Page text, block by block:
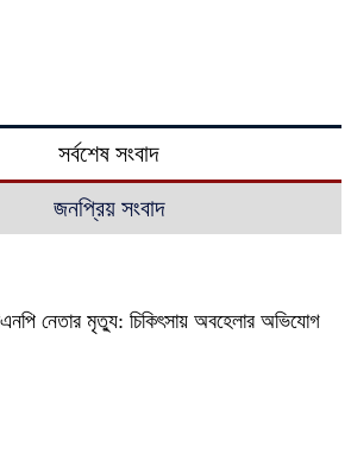
সর্বশেষ সংবাদ
জনপ্রিয় সংবাদ
নেতার মৃত্যু: চিকিৎসায় অবহেলার অভিযোগ